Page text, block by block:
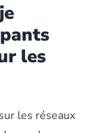
les
les réseaux